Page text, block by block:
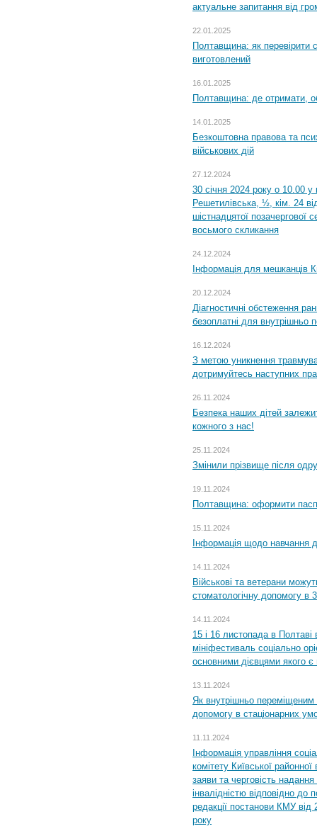
актуальне запитання від
22.01.2025
Полтавщина: як перевірити
виготовлений
16.01.2025
Полтавщина: де отримати,
14.01.2025
Безкоштовна правова та
військових дій
27.12.2024
30 січня 2024 року о 10.00 у
Решетилівська, ½, кім. 24
шістнадцятої позачергової
восьмого скликання
24.12.2024
Інформація для мешканців
20.12.2024
Діагностичні обстеження
безоплатні для внутрішньо
16.12.2024
З метою уникнення
дотримуйтесь наступних
26.11.2024
Безпека наших дітей
кожного з нас!
25.11.2024
Змінили прізвище після
19.11.2024
Полтавщина: оформити
15.11.2024
Інформація щодо навчання
14.11.2024
Військові та ветерани
стоматологічну допомогу в
14.11.2024
15 і 16 листопада в
мініфестиваль соціально
основними дієвцями якого є
13.11.2024
Як внутрішньо переміщеним
допомогу в стаціонарних
11.11.2024
Інформація управління
комітету Київської
заяви та черговість надання
інвалідністю відповідно
редакції постанови КМУ
року